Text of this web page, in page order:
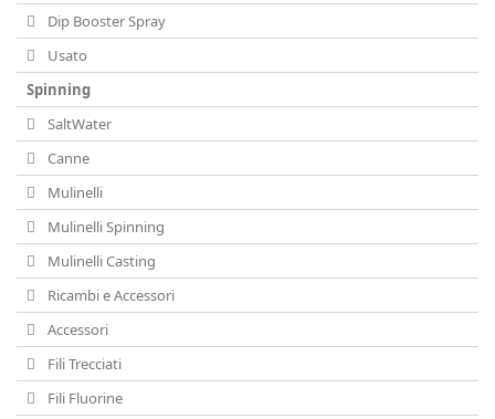
Dip Booster Spray
Usato
Spinning
SaltWater
Canne
Mulinelli
Mulinelli Spinning
Mulinelli Casting
Ricambi e Accessori
Accessori
Fili Trecciati
Fili Fluorine